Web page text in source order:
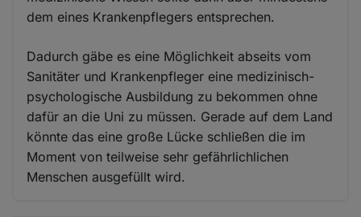
dem eines Krankenpflegers entsprechen.
Dadurch gäbe es eine Möglichkeit abseits vom
Sanitäter und Krankenpfleger eine medizinisch-
psychologische Ausbildung zu bekommen ohne
dafür an die Uni zu müssen. Gerade auf dem Land
könnte das eine große Lücke schließen die im
Moment von teilweise sehr gefährlichlichen
Menschen ausgefüllt wird.